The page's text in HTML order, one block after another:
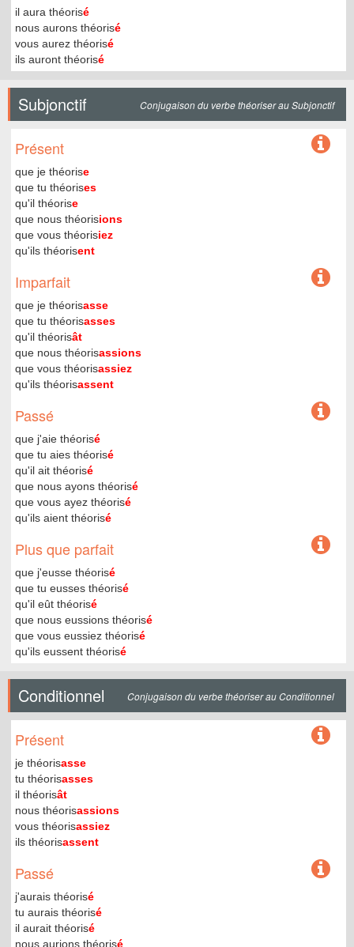
il aura théorisé
nous aurons théorisé
vous aurez théorisé
ils auront théorisé
Subjonctif Conjugaison du verbe théoriser au Subjonctif
Présent
que je théorise
que tu théorises
qu'il théorise
que nous théorisions
que vous théorisiez
qu'ils théorisent
Imparfait
que je théorisasse
que tu théorisasses
qu'il théorisât
que nous théorisassions
que vous théorisassiez
qu'ils théorisassent
Passé
que j'aie théorisé
que tu aies théorisé
qu'il ait théorisé
que nous ayons théorisé
que vous ayez théorisé
qu'ils aient théorisé
Plus que parfait
que j'eusse théorisé
que tu eusses théorisé
qu'il eût théorisé
que nous eussions théorisé
que vous eussiez théorisé
qu'ils eussent théorisé
Conditionnel Conjugaison du verbe théoriser au Conditionnel
Présent
je théorisasse
tu théorisasses
il théorisât
nous théorisassions
vous théorisassiez
ils théorisassent
Passé
j'aurais théorisé
tu aurais théorisé
il aurait théorisé
nous aurions théorisé